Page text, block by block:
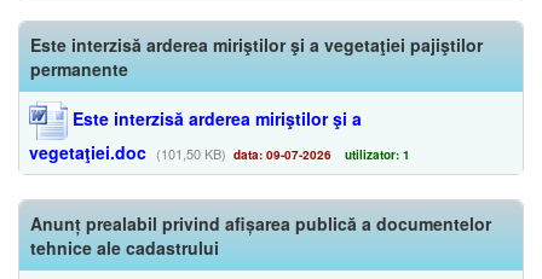
Este interzisă arderea miriştilor şi a vegetaţiei pajiştilor
permanente
Este interzisă arderea miriştilor şi a
vegetaţiei.doc (101,50 KB) data: 09-07-2026 utilizator: 1
Anunț prealabil privind afișarea publică a documentelor
tehnice ale cadastrului